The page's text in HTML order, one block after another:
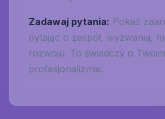
Zadawaj pytania: Pokaż
pytając o zespół, wyzwania,
rozwoju. To świadczy o Twoim
profesjonalizmie.